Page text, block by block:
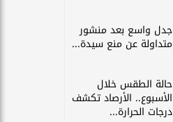
جدل واسع بعد منشور
متداولة عن منع سيدة...
حالة الطقس خلال
الأسبوع.. الأرصاد تكشف
درجات الحرارة...